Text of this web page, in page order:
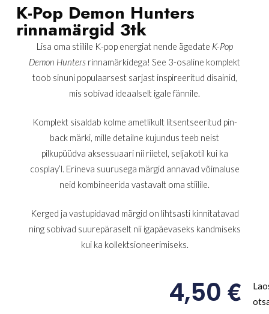
K-Pop Demon Hunters
rinnamärgid 3tk
Lisa oma stiilile K-pop energiat nende ägedate K-Pop
Demon Hunters rinnamärkidega! See 3-osaline komplekt
toob sinuni populaarsest sarjast inspireeritud disainid,
mis sobivad ideaalselt igale fännile.
Komplekt sisaldab kolme ametlikult litsentseeritud pin-
back märki, mille detailne kujundus teeb neist
pilkupüüdva aksessuaari nii riietel, seljakotil kui ka
cosplay’l. Erineva suurusega märgid annavad võimaluse
neid kombineerida vastavalt oma stiilile.
Kerged ja vastupidavad märgid on lihtsasti kinnitatavad
ning sobivad suurepäraselt nii igapäevaseks kandmiseks
kui ka kollektsioneerimiseks.
4,50€